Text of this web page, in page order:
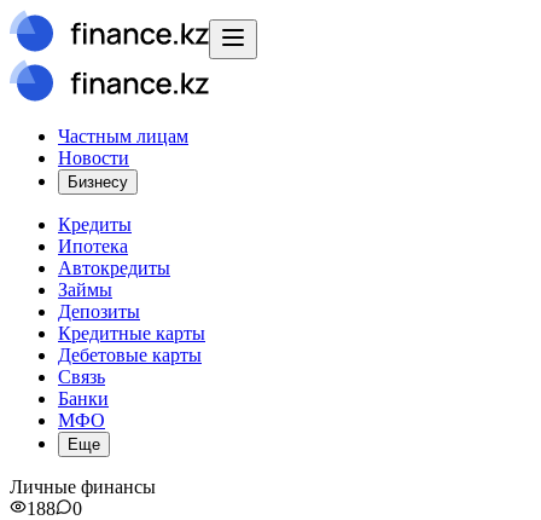
Частным лицам
Новости
Бизнесу
Кредиты
Ипотека
Автокредиты
Займы
Депозиты
Кредитные карты
Дебетовые карты
Связь
Банки
МФО
Еще
Личные финансы
188
0